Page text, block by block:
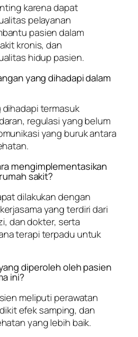
karena dapat
pelayanan
pasien dalam
kronis, dan
hidup pasien.
yang dihadapi dalam
termasuk
regulasi yang belum
yang buruk antara
mengimplementasikan
sakit?
dilakukan dengan
yang terdiri dari
dan dokter, serta
terapi terpadu untuk
diperoleh oleh pasien
ini?
meliputi perawatan
efek samping, dan
yang lebih baik.